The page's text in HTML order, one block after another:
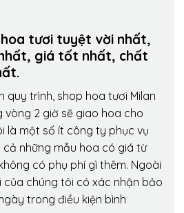
tươi tuyệt vời nhất,
giá tốt nhất, chất
quy trình, shop hoa tươi Milan
vòng 2 giờ sẽ giao hoa cho
là một số ít công ty phục vụ
cả những mẫu hoa có giá từ
có phụ phí gì thêm. Ngoài
của chúng tôi có xác nhận bảo
trong điều kiện bình